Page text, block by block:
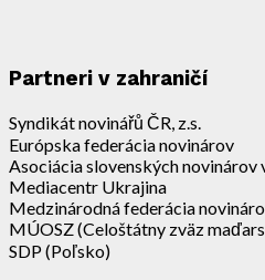
Partneri v zahraničí
Syndikát novinářů ČR, z.s.
Európska federácia novinárov
Asociácia slovenských novinárov
Mediacentr Ukrajina
Medzinárodná federácia
MÚOSZ (Celoštátny zväz
SDP (Poľsko)